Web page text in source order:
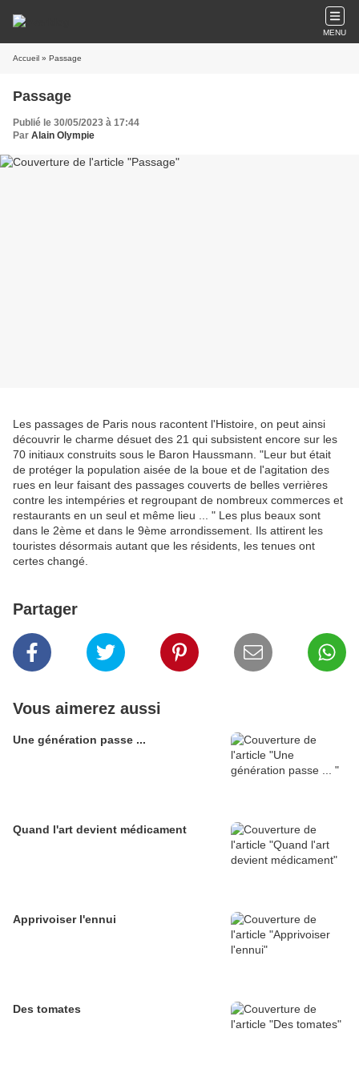
MENU
Accueil » Passage
Passage
Publié le 30/05/2023 à 17:44
Par Alain Olympie
Les passages de Paris nous racontent l'Histoire, on peut ainsi
découvrir le charme désuet des 21 qui subsistent encore sur les
70 initiaux construits sous le Baron Haussmann. "Leur but était
de protéger la population aisée de la boue et de l'agitation des
rues en leur faisant des passages couverts de belles verrières
contre les intempéries et regroupant de nombreux commerces et
restaurants en un seul et même lieu ... " Les plus beaux sont
dans le 2ème et dans le 9ème arrondissement. Ils attirent les
touristes désormais autant que les résidents, les tenues ont
certes changé.
Partager
Vous aimerez aussi
Une génération passe ...
Quand l'art devient médicament
Apprivoiser l'ennui
Des tomates